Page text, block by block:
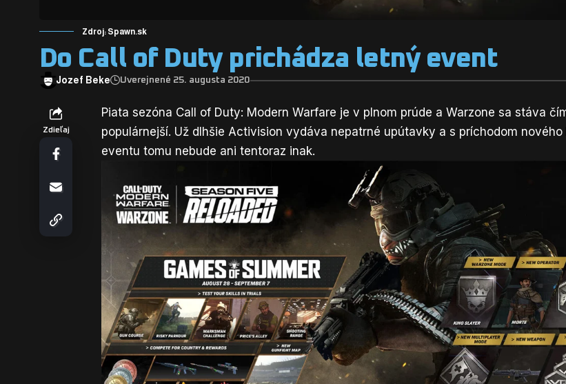
Zdroj: Spawn.sk
Do Call of Duty prichádza letný event
Jozef Beke Uverejnené 25. augusta 2020
Zdieľaj
Piata sezóna Call of Duty: Modern Warfare je v plnom prúde a Warzone sa stáva
populárnejší. Už dlhšie Activision vydáva nepatrné upútavky a s príchodom
eventu tomu nebude ani tentoraz inak.